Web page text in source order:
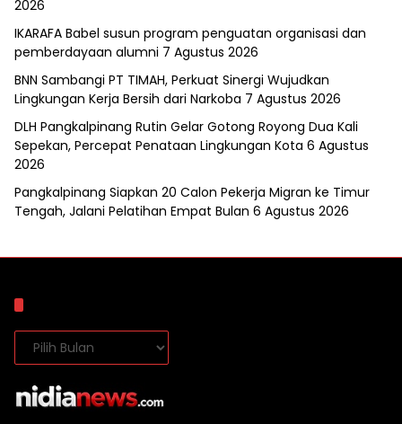
2026
IKARAFA Babel susun program penguatan organisasi dan
pemberdayaan alumni 7 Agustus 2026
BNN Sambangi PT TIMAH, Perkuat Sinergi Wujudkan
Lingkungan Kerja Bersih dari Narkoba 7 Agustus 2026
DLH Pangkalpinang Rutin Gelar Gotong Royong Dua Kali
Sepekan, Percepat Penataan Lingkungan Kota 6 Agustus
2026
Pangkalpinang Siapkan 20 Calon Pekerja Migran ke Timur
Tengah, Jalani Pelatihan Empat Bulan 6 Agustus 2026
Arsip